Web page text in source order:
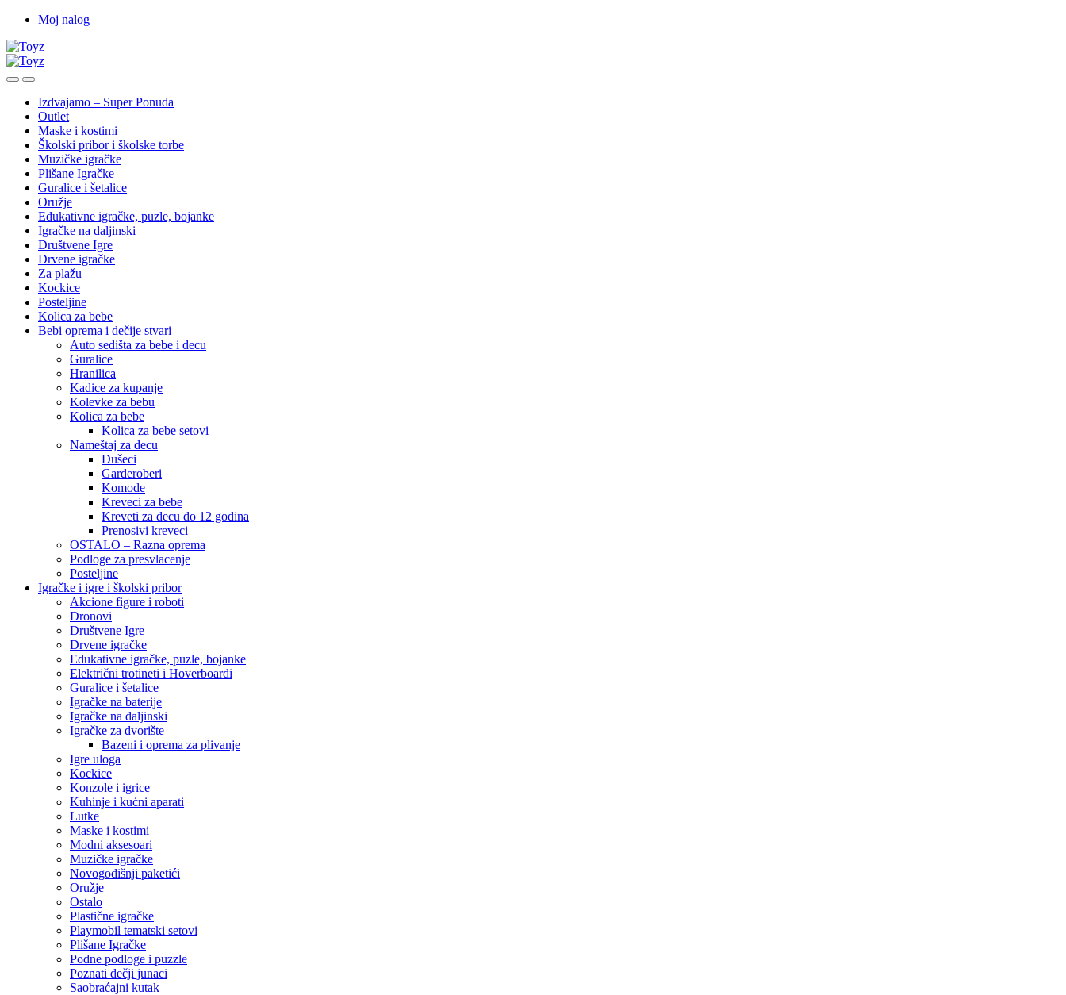
Skip
navigation
Skip
content
Moj nalog
Izdvajamo – Super Ponuda
Outlet
Maske i kostimi
Školski pribor i školske torbe
Muzičke igračke
Plišane Igračke
Guralice i šetalice
Oružje
Edukativne igračke, puzle, bojanke
Igračke na daljinski
Društvene Igre
Drvene igračke
Za plažu
Kockice
Posteljine
Kolica za bebe
Bebi oprema i dečije stvari
Auto sedišta za bebe i decu
Guralice
Hranilica
Kadice za kupanje
Kolevke za bebu
Kolica za bebe
Kolica za bebe setovi
Nameštaj za decu
Dušeci
Garderoberi
Komode
Kreveci za bebe
Kreveti za decu do 12 godina
Prenosivi kreveci
OSTALO – Razna oprema
Podloge za presvlacenje
Posteljine
Igračke i igre i školski pribor
Akcione figure i roboti
Dronovi
Društvene Igre
Drvene igračke
Edukativne igračke, puzle, bojanke
Električni trotineti i Hoverboardi
Guralice i šetalice
Igračke na baterije
Igračke na daljinski
‎Igračke za dvorište
Bazeni i oprema za plivanje
Igre uloga
Kockice
Konzole i igrice
Kuhinje i kućni aparati
Lutke
Maske i kostimi
Modni aksesoari
Muzičke igračke
Novogodišnji paketići
Oružje
Ostalo
Plastične igračke
Playmobil tematski setovi
Plišane Igračke
Podne podloge i puzzle
Poznati dečji junaci
Saobraćajni kutak